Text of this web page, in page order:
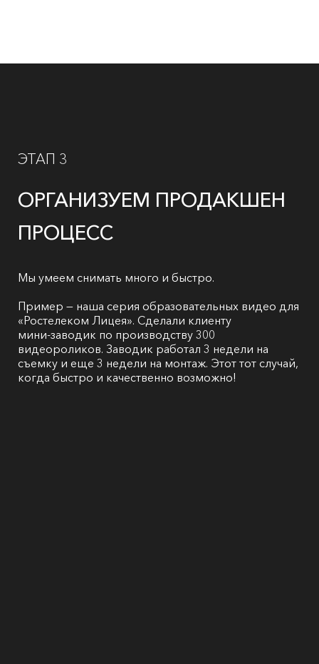
ЭТАП 3
ОРГАНИЗУЕМ ПРОДАКШЕН
ПРОЦЕСС
Мы умеем снимать много и быстро.
Пример — наша серия образовательных видео для
«Ростелеком Лицея». Сделали клиенту
мини-заводик по производству 300
видеороликов. Заводик работал 3 недели на
съемку и еще 3 недели на монтаж. Этот тот случай,
когда быстро и качественно возможно!